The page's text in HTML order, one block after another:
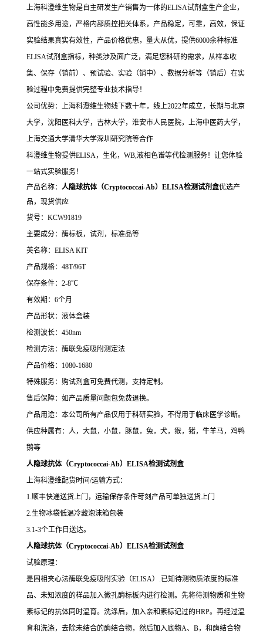
上海科澄维生物是自主研发生产销售为一体的ELISA试剂盒生产企业，
高性能多用途，严格内部质控把关体系，产品稳定，可靠，高效，保证
实验结果真实有效性，产品价格优惠，量大从优，提供6000余种标准
ELISA试剂盒指标，种类涉及面广泛，满足您科研的需求，从样本收
集、保存（销前）、预试验、实验（销中）、数据分析等（销后）在实
验过程中免费提供完整专业技术指导！
公司优势：上海科澄维生物线下数十年，线上2022年成立，长期与北京
大学，沈阳医科大学，吉林大学，淮安市人民医院，上海中医药大学，
上海交通大学清华大学深圳研究院等合作
科澄维生物提供ELISA，生化，WB,液相色谱等代检测服务！让您体验
一站式实验服务！
产品名称： 人隐球抗体（Cryptococcai-Ab）ELISA检测试剂盒优选产
品，现货供应
货号：KCW91819
主要成分：酶标板，试剂，标准品等
英名称：ELISA KIT
产品规格：48T/96T
保存条件：2-8℃
有效期：6个月
产品形状：液体盒装
检测波长：450nm
检测方法：酶联免疫吸附测定法
产品价格：1080-1680
特殊服务：购试剂盒可免费代测，支持定制。
售后保障：如产品质量问题包免费退换。
产品用途：本公司所有产品仅用于科研实验，不得用于临床医学诊断。
供应种属有：人，大鼠，小鼠，豚鼠，兔，犬，猴，猪，牛羊马，鸡鸭
鹅等
人隐球抗体（Cryptococcai-Ab）ELISA检测试剂盒
上海科澄维配货时间/运输方式：
1.顺丰快递送货上门，运输保存条件苛刻产品可单独送货上门
2.生物冰袋低温冷藏泡沫箱包装
3.1-3个工作日送达。
人隐球抗体（Cryptococcai-Ab）ELISA检测试剂盒
试验原理：
是固相夹心法酶联免疫吸附实验（ELISA）.已知待测物质浓度的标准
品、未知浓度的样品加入微孔酶标板内进行检测。先将待测物质和生物
素标记的抗体同时温育。洗涤后，加入亲和素标记过的HRP。再经过温
育和洗涤，去除未结合的酶结合物，然后加入底物A、B，和酶结合物